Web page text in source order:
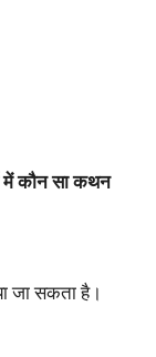
कौन सा कथन
जा सकता है।